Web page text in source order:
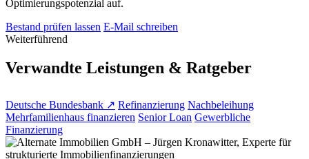
Optimierungspotenzial auf.
Bestand prüfen lassen E-Mail schreiben
Weiterführend
Verwandte Leistungen & Ratgeber
Deutsche Bundesbank ↗ Refinanzierung Nachbeleihung
Mehrfamilienhaus finanzieren Senior Loan Gewerbliche
Finanzierung